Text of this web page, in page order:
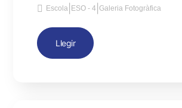
Escola ESO - 4 |Galeria Fotogràfica
Llegir